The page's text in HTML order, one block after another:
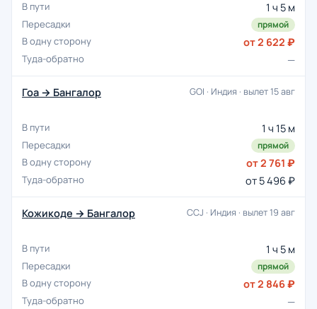
1 ч 5 м
прямой
от 2 622 ₽
—
Гоа → Бангалор GOI · Индия · вылет 15 авг
1 ч 15 м
прямой
от 2 761 ₽
от 5 496 ₽
Кожикоде → Бангалор CCJ · Индия · вылет 19 авг
1 ч 5 м
прямой
от 2 846 ₽
—